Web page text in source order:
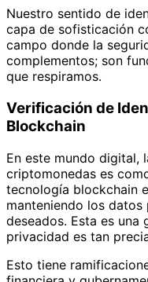
Nuestro sentido de
capa de sofisticación
campo donde la
complementos; son
que respiramos.
Verificación de
Blockchain
En este mundo digital,
criptomonedas es
tecnología blockchain
manteniendo los datos
deseados. Esta es una
privacidad es tan
Esto tiene